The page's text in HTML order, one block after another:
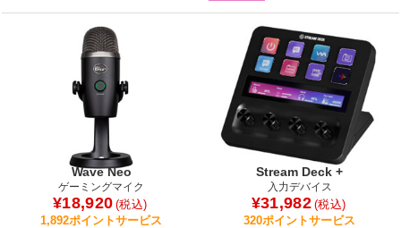
Wave Neo
ゲーミングマイク
¥18,920 (税込)
1,892ポイントサービス
Stream Deck +
入力デバイス
¥31,982 (税込)
320ポイントサービス